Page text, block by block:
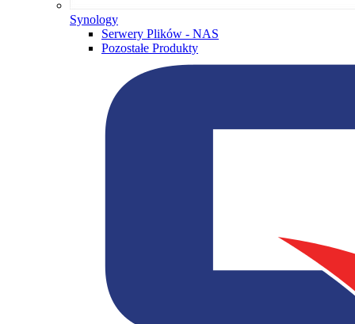
Synology
Serwery Plików - NAS
Pozostałe Produkty